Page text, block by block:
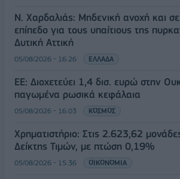
Ν. Χαρδαλιάς: Μηδενική ανοχή και
επίπεδο για τους υπαίτιους της
Δυτική Αττική
05/08/2026 - 16:26 ΕΛΛΑΔΑ
ΕΕ: Διοχετεύει 1,4 δισ. ευρώ στην
παγωμένα ρωσικά κεφάλαια
05/08/2026 - 16:03 ΚΟΣΜΟΣ
Χρηματιστήριο: Στις 2.623,62
Δείκτης Τιμών, με πτώση 0,19%
05/08/2026 - 15:36 ΟΙΚΟΝΟΜΙΑ